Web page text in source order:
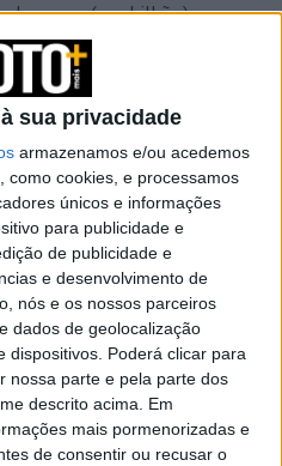
sua privacidade
armazenamos e/ou acedemos
como cookies, e processamos
únicos e informações
para publicidade e
de publicidade e
e desenvolvimento de
nós e os nossos parceiros
dados de geolocalização
dispositivos. Poderá clicar para
nossa parte e pela parte dos
descrito acima. Em
mais pormenorizadas e
de consentir ou recusar o
euros (um bilhão),
19% entre 2021 e 2023.
global e o seu
e diversão. A avaliação
demonstrando a força
os aspectos quantificáveis.